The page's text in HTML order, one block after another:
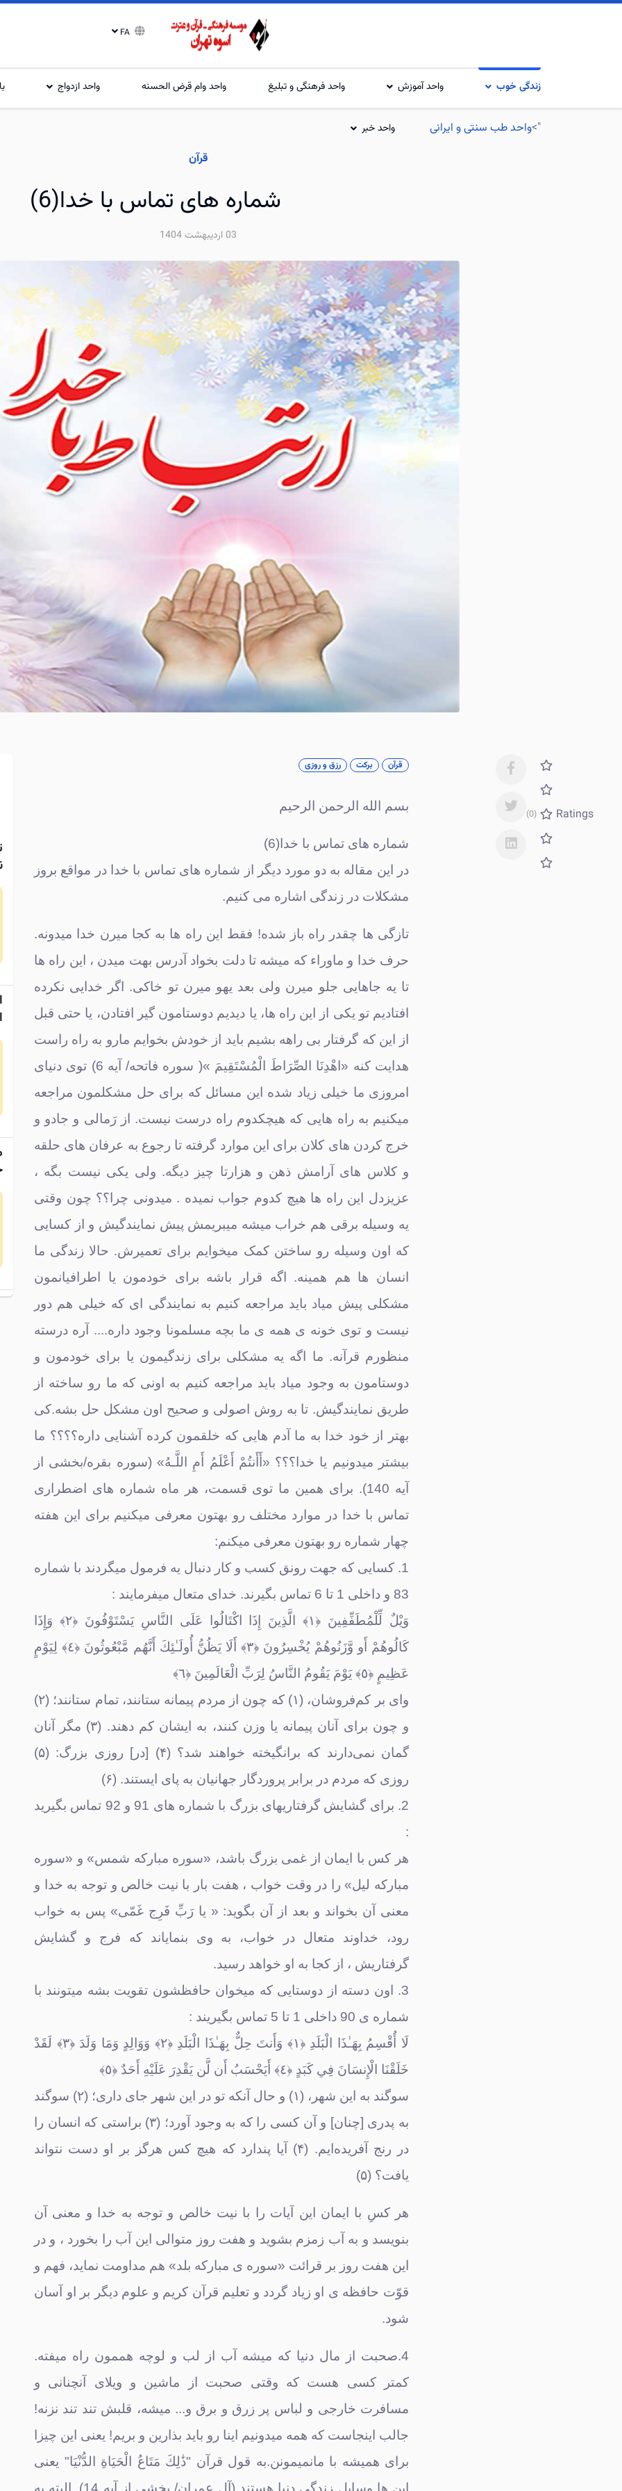
زندگی خوب واحد آموزش واحد فرهنگی و تبلیغ واحد وام قرض الحسنه واحد ازدواج
">واحد طب سنتی و ایرانی واحد خبر
قرآن
شماره های تماس با خدا(6)
03 ارديبهشت 1404
Ratings
(0)
قرآن برکت رزق و روزی
بسم الله الرحمن الرحیم
شماره های تماس با خدا(6)
در این مقاله به دو مورد دیگر از شماره های تماس با خدا در مواقع بروز
مشکلات در زندگی اشاره می کنیم.
تازگی ها چقدر راه باز شده! فقط این راه ها به کجا میرن خدا میدونه.
حرف خدا و ماوراء که میشه تا دلت بخواد آدرس بهت میدن ، این راه ها
تا یه جاهایی جلو میرن ولی بعد یهو میرن تو خاکی. اگر خدایی نکرده
افتادیم تو یکی از این راه ها، یا دیدیم دوستامون گیر افتادن، یا حتی قبل
از این که گرفتار بی راهه بشیم باید از خودش بخوایم مارو به راه راست
هدایت کنه «اهْدِنَا الصِّرَ‌اطَ الْمُسْتَقِيمَ »( سوره فاتحه/ آیه 6) توی دنیای
امروزی ما خیلی زیاد شده این مسائل که برای حل مشکلمون مراجعه
میکنیم به راه هایی که هیچکدوم راه درست نیست. از رَمالی و جادو و
خرج کردن های کلان برای این موارد گرفته تا رجوع به عرفان های حلقه
و کلاس های آرامش ذهن و هزارتا چیز دیگه. ولی یکی نیست بگه ،
عزیزدل این راه ها هیچ کدوم جواب نمیده . میدونی چرا؟؟ چون وقتی
یه وسیله برقی هم خراب میشه میبریمش پیش نمایندگیش و از کسایی
که اون وسیله رو ساختن کمک میخوایم برای تعمیرش. حالا زندگی ما
انسان ها هم همینه. اگه قرار باشه برای خودمون یا اطرافیانمون
مشکلی پیش میاد باید مراجعه کنیم به نمایندگی ای که خیلی هم دور
نیست و توی خونه ی همه ی ما بچه مسلمونا وجود داره.... آره درسته
منظورم قرآنه. ما اگه یه مشکلی برای زندگیمون یا برای خودمون و
دوستامون به وجود میاد باید مراجعه کنیم به اونی که ما رو ساخته از
طریق نمایندگیش. تا به روش اصولی و صحیح اون مشکل حل بشه.کی
بهتر از خود خدا به ما آدم هایی که خلقمون کرده آشنایی داره؟؟؟؟ ما
بیشتر میدونیم یا خدا؟؟؟ «أَأَنتُمْ أَعْلَمُ أَمِ اللَّـهُ» (سوره بقره/بخشی از
آیه 140). برای همین ما توی قسمت، هر ماه شماره های اضطراری
تماس با خدا در موارد مختلف رو بهتون معرفی میکنیم برای این هفته
چهار شماره رو بهتون معرفی میکنم:
1. کسایی که جهت رونق کسب و کار دنبال یه فرمول میگردند با شماره
83 و داخلی 1 تا 6 تماس بگیرند. خدای متعال میفرمایند :
وَيْلٌ لِّلْمُطَفِّفِينَ ﴿١﴾ الَّذِينَ إِذَا اكْتَالُوا عَلَى النَّاسِ يَسْتَوْفُونَ ﴿٢﴾ وَإِذَا
كَالُوهُمْ أَو وَّزَنُوهُمْ يُخْسِرُ‌ونَ ﴿٣﴾ أَلَا يَظُنُّ أُولَـٰئِكَ أَنَّهُم مَّبْعُوثُونَ ﴿٤﴾ لِيَوْمٍ
عَظِيمٍ ﴿٥﴾ يَوْمَ يَقُومُ النَّاسُ لِرَ‌بِّ الْعَالَمِينَ ﴿٦﴾
واى بر كم‌فروشان، (۱) كه چون از مردم پيمانه ستانند، تمام ستانند؛ (۲)
و چون براى آنان پيمانه يا وزن كنند، به ايشان كم دهند. (۳) مگر آنان
گمان نمى‌دارند كه برانگيخته خواهند شد؟ (۴) [در] روزى بزرگ: (۵)
روزى كه مردم در برابر پروردگار جهانيان به پاى ايستند. (۶)
2. برای گشایش گرفتاریهای بزرگ با شماره های 91 و 92 تماس بگیرید
:
هر کس با ایمان از غمی بزرگ باشد، «سوره مبارکه شمس» و «سوره
مبارکه لیل» را در وقت خواب ، هفت بار با نیت خالص و توجه به خدا و
معنی آن بخواند و بعد از آن بگوید: « یا رَبِّ فَرِج غَمّی» پس به خواب
رود، خداوند متعال در خواب، به وی بنمایاند که فرج و گشایش
گرفتاریش ، از کجا به او خواهد رسید.
3. اون دسته از دوستایی که میخوان حافظشون تقویت بشه میتونند با
شماره ی 90 داخلی 1 تا 5 تماس بگیریند :
لَا أُقْسِمُ بِهَـٰذَا الْبَلَدِ ﴿١﴾ وَأَنتَ حِلٌّ بِهَـٰذَا الْبَلَدِ ﴿٢﴾ وَوَالِدٍ وَمَا وَلَدَ ﴿٣﴾ لَقَدْ
خَلَقْنَا الْإِنسَانَ فِي كَبَدٍ ﴿٤﴾ أَيَحْسَبُ أَن لَّن يَقْدِرَ‌ عَلَيْهِ أَحَدٌ ﴿٥﴾
سوگند به اين شهر، (۱) و حال آنكه تو در اين شهر جاى دارى؛ (۲) سوگند
به پدرى [چنان‌] و آن كسى را كه به وجود آورد؛ (۳) براستى كه انسان را
در رنج آفريده‌ايم. (۴) آيا پندارد كه هيچ كس هرگز بر او دست نتواند
يافت؟ (۵)
هر کسِ با ایمان این آیات را با نیت خالص و توجه به خدا و معنی آن
بنویسد و به آب زمزم بشوید و هفت روز متوالی این آب را بخورد ، و در
این هفت روز بر قرائت «سوره ی مبارکه بلد» هم مداومت نماید، فهم و
قوّت حافظه ی او زیاد گردد و تعلیم قرآن کریم و علوم دیگر بر او آسان
شود.
4.صحبت از مال دنیا که میشه آب از لب و لوچه هممون راه میفته.
کمتر کسی هست که وقتی صحبت از ماشین و ویلای آنچنانی و
مسافرت خارجی و لباس پر زرق و برق و... میشه، قلبش تند تند نزنه!
جالب اینجاست که همه میدونیم اینا رو باید بذارین و بریم! یعنی این چیزا
برای همیشه با مانمیمونن.به قول قرآن "ذَٰلِكَ مَتَاعُ الْحَيَاةِ الدُّنْيَا" یعنی